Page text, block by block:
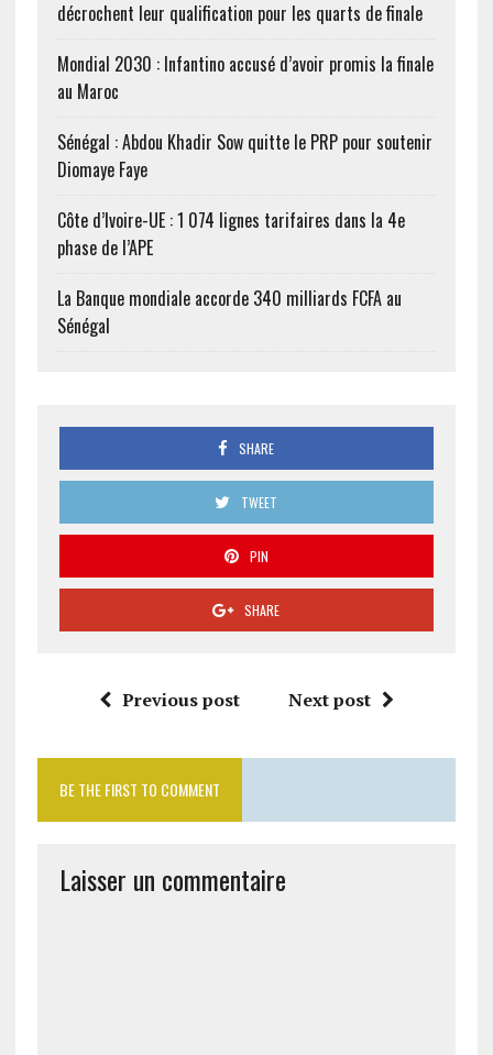
décrochent leur qualification pour les quarts de finale
Mondial 2030 : Infantino accusé d’avoir promis la finale
au Maroc
Sénégal : Abdou Khadir Sow quitte le PRP pour soutenir
Diomaye Faye
Côte d’Ivoire-UE : 1 074 lignes tarifaires dans la 4e
phase de l’APE
La Banque mondiale accorde 340 milliards FCFA au
Sénégal
SHARE
TWEET
PIN
SHARE
Previous post Next post
BE THE FIRST TO COMMENT
Laisser un commentaire